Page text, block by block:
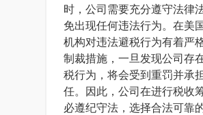
时，公司需要充分遵守法律
免出现任何违法行为。在美
机构对违法避税行为有着严
制裁措施，一旦发现公司存
税行为，将会受到重罚并承
任。因此，公司在进行税收
必遵纪守法，选择合法可靠